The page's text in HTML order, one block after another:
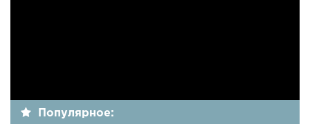
Популярное: